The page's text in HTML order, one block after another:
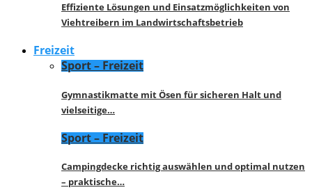
Effiziente Lösungen und Einsatzmöglichkeiten von
Viehtreibern im Landwirtschaftsbetrieb
Freizeit
Sport – Freizeit
Gymnastikmatte mit Ösen für sicheren Halt und
vielseitige…
Sport – Freizeit
Campingdecke richtig auswählen und optimal nutzen
– praktische…